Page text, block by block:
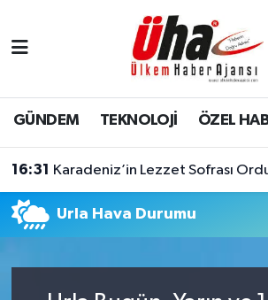
GÜNDEM TEKNOLOJİ ÖZEL
16:31 Karadeniz’in Lezzet Sofrası
Urla Hava Durumu
İstanbul Nöbetçi Eczaneler
İstanbul Hava Durumu
Tüm Manşetler